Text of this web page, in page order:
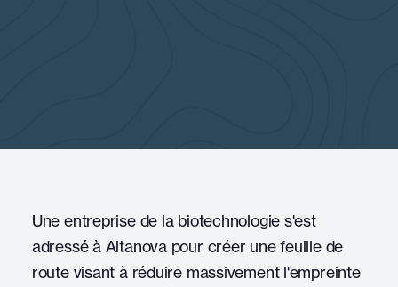
Une entreprise de la biotechnologie s'est
adressé à Altanova pour créer une feuille de
route visant à réduire massivement l'empreinte